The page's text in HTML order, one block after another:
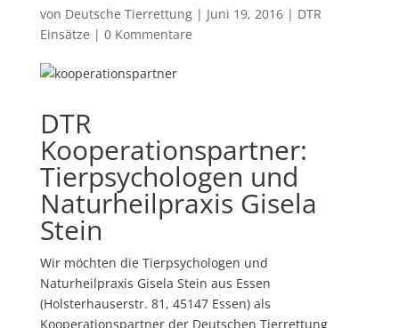
von Deutsche Tierrettung| Juni 19, 2016| DTR
Einsätze | 0 Kommentare
DTR
Kooperationspartner:
Tierpsychologen und
Naturheilpraxis Gisela
Stein
Wir möchten die Tierpsychologen und
Naturheilpraxis Gisela Stein aus Essen
(Holsterhauserstr. 81, 45147 Essen) als
Kooperationspartner der Deutschen Tierrettung